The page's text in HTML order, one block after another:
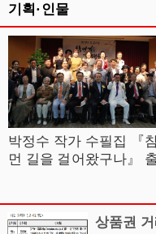
기획·인물
박정수 작가 수필집 『
먼 길을 걸어왔구나』
상품권